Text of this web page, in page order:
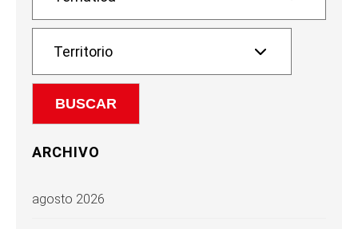
ARCHIVO
agosto 2026